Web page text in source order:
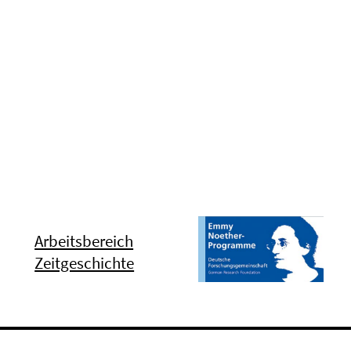
Arbeitsbereich
Zeitgeschichte